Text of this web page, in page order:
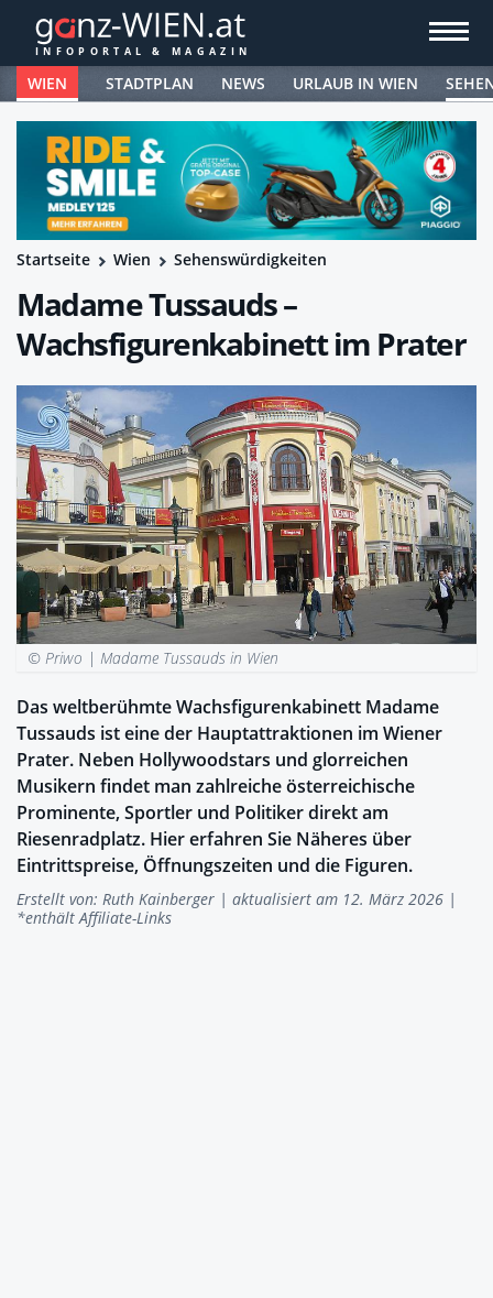
WIEN STADTPLAN NEWS URLAUB IN WIEN
Startseite Wien Sehenswürdigkeiten
Madame Tussauds –
Wachsfigurenkabinett im Prater
© Priwo |Madame Tussauds in Wien
Das weltberühmte Wachsfigurenkabinett Madame
Tussauds ist eine der Hauptattraktionen im Wiener
Prater. Neben Hollywoodstars und glorreichen
Musikern findet man zahlreiche österreichische
Prominente, Sportler und Politiker direkt am
Riesenradplatz. Hier erfahren Sie Näheres über
Eintrittspreise, Öffnungszeiten und die Figuren.
Erstellt von: Ruth Kainberger | aktualisiert am 12. März 2026 |
*enthält Affiliate-Links